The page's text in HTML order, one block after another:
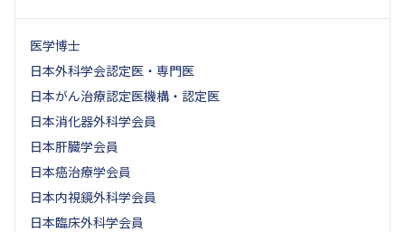
医学博士
日本外科学会認定医・専門医
日本がん治療認定医機構・認定医
日本消化器外科学会員
日本肝臓学会員
日本癌治療学会員
日本内視鏡外科学会員
日本臨床外科学会員